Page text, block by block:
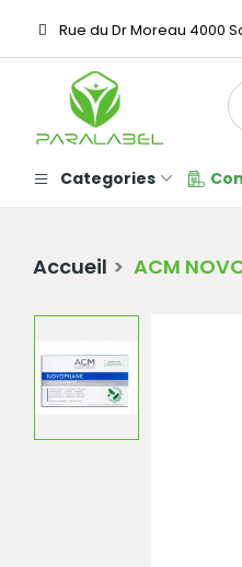
Rue du Dr Moreau 4000
Categories
Accueil ACM